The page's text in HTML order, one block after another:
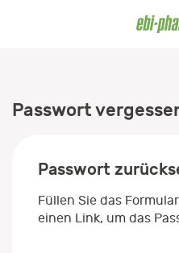
Passwort
Passwort
Füllen Sie das
einen Link, um das